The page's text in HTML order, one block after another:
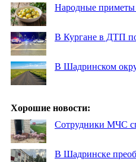
Народные приметы
В Кургане в ДТП
В Шадринском
Хорошие новости:
Сотрудники МЧС
В Шадринске